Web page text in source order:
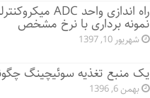
نمونه برداری با نرخ مشخص
شهریور 10, 1397
یک منبع تغذیه سوئیچینگ
بهمن 6, 1396